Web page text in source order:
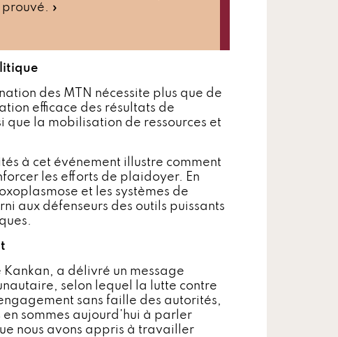
»
des MTN nécessite plus que de
efficace des résultats de
que la mobilisation de ressources et
à cet événement illustre comment
les efforts de plaidoyer. En
et les systèmes de
aux défenseurs des outils puissants
a délivré un message
selon lequel la lutte contre
sans faille des autorités,
en sommes aujourd'hui à parler
nous avons appris à travailler